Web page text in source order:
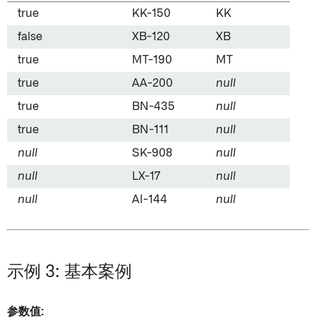
true KK-150 KK
false XB-120 XB
true MT-190 MT
true AA-200 null
true BN-435 null
true BN-111 null
null SK-908 null
null LX-17 null
null AI-144 null
示例 3: 基本案例
参数值: